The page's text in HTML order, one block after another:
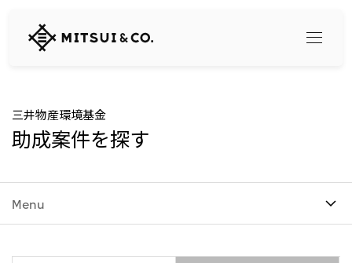
三
井
会
社
Search
トップ
会社情報
三井物産環境基金
助成案件を探す
Menu